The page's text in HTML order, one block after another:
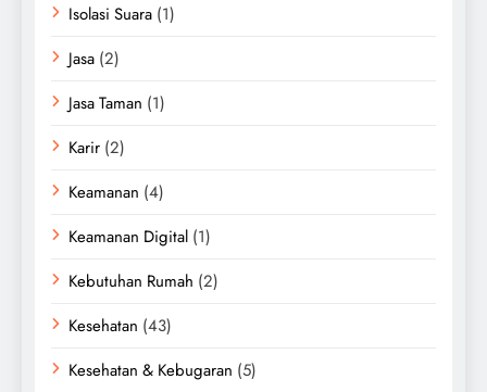
Isolasi Suara (1)
Jasa (2)
Jasa Taman (1)
Karir (2)
Keamanan (4)
Keamanan Digital (1)
Kebutuhan Rumah (2)
Kesehatan (43)
Kesehatan & Kebugaran (5)